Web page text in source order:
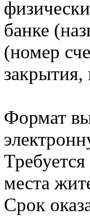
банке
(номер
закрытия,
Формат
места
Срок